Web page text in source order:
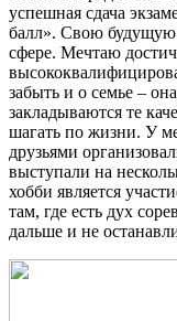
успешная сдача
балл». Свою
сфере. Мечтаю
забыть и о семье –
закладываются те
шагать по жизни. У
друзьями
выступали на
хобби является
там, где есть дух
дальше и не